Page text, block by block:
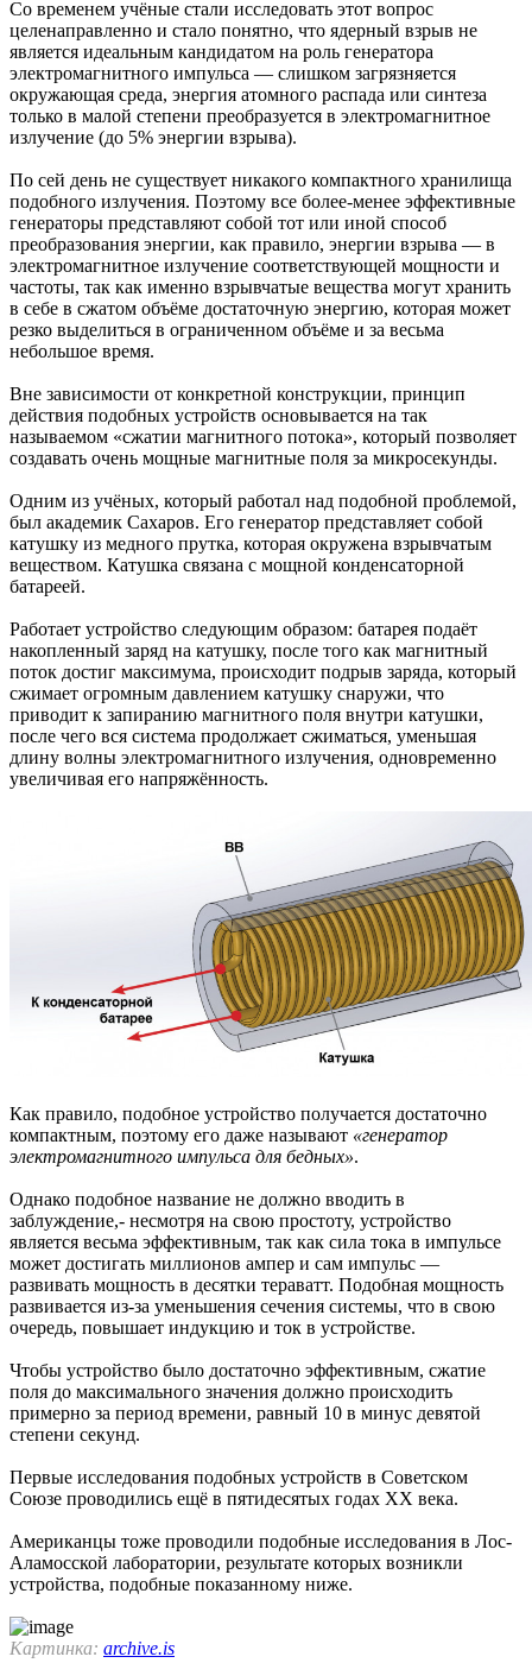
Со временем учёные стали исследовать этот вопрос
целенаправленно и стало понятно, что ядерный взрыв не
является идеальным кандидатом на роль генератора
электромагнитного импульса — слишком загрязняется
окружающая среда, энергия атомного распада или синтеза
только в малой степени преобразуется в электромагнитное
излучение (до 5% энергии взрыва).
По сей день не существует никакого компактного хранилища
подобного излучения. Поэтому все более-менее эффективные
генераторы представляют собой тот или иной способ
преобразования энергии, как правило, энергии взрыва — в
электромагнитное излучение соответствующей мощности и
частоты, так как именно взрывчатые вещества могут хранить
в себе в сжатом объёме достаточную энергию, которая может
резко выделиться в ограниченном объёме и за весьма
небольшое время.
Вне зависимости от конкретной конструкции, принцип
действия подобных устройств основывается на так
называемом «сжатии магнитного потока», который позволяет
создавать очень мощные магнитные поля за микросекунды.
Одним из учёных, который работал над подобной проблемой,
был академик Сахаров. Его генератор представляет собой
катушку из медного прутка, которая окружена взрывчатым
веществом. Катушка связана с мощной конденсаторной
батареей.
Работает устройство следующим образом: батарея подаёт
накопленный заряд на катушку, после того как магнитный
поток достиг максимума, происходит подрыв заряда, который
сжимает огромным давлением катушку снаружи, что
приводит к запиранию магнитного поля внутри катушки,
после чего вся система продолжает сжиматься, уменьшая
длину волны электромагнитного излучения, одновременно
увеличивая его напряжённость.
Как правило, подобное устройство получается достаточно
компактным, поэтому его даже называют «генератор
электромагнитного импульса для бедных».
Однако подобное название не должно вводить в
заблуждение,- несмотря на свою простоту, устройство
является весьма эффективным, так как сила тока в импульсе
может достигать миллионов ампер и сам импульс —
развивать мощность в десятки тераватт. Подобная мощность
развивается из-за уменьшения сечения системы, что в свою
очередь, повышает индукцию и ток в устройстве.
Чтобы устройство было достаточно эффективным, сжатие
поля до максимального значения должно происходить
примерно за период времени, равный 10 в минус девятой
степени секунд.
Первые исследования подобных устройств в Советском
Союзе проводились ещё в пятидесятых годах XX века.
Американцы тоже проводили подобные исследования в Лос-
Аламосской лаборатории, результате которых возникли
устройства, подобные показанному ниже.
Картинка: archive.is